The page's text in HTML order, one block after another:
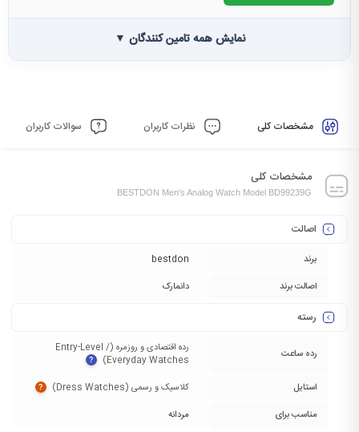
نمایش همه تامین کنندگان ▼
مشخصات کلی نظرات کاربران سوالات کاربران
مشخصات کلی
BESTDON Men's Analog Watch Model BD99239G
اصالت
برند
bestdon
اصالت برند
دانمارک
رسته
رده ساعت
رده اقتصادی و روزمره (Entry-Level /
Everyday Watches)‏
?
استایل کلاسیک و رسمی (Dress Watches)‏ ?
مناسب برای مردانه